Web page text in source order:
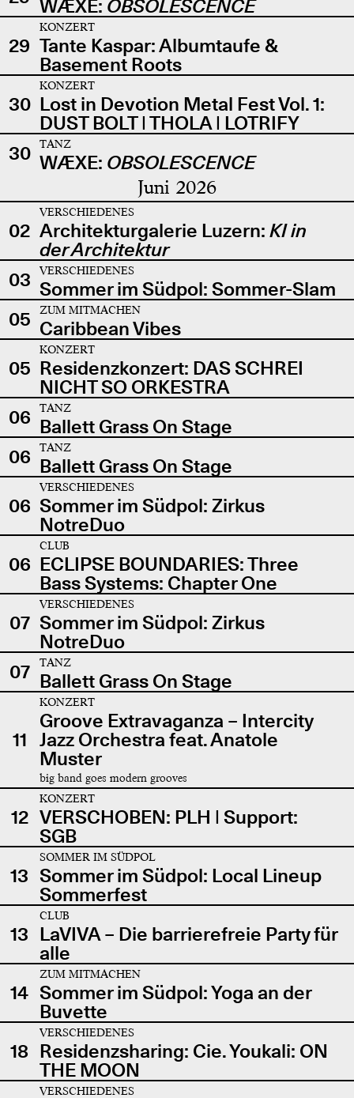
WÆXE: OBSOLESCENCE
29
KONZERT
Tante Kaspar: Albumtaufe &
Basement Roots
30
KONZERT
Lost in Devotion Metal Fest Vol. 1:
DUST BOLT | THOLA | LOTRIFY
30
TANZ
WÆXE: OBSOLESCENCE
Juni 2026
02
VERSCHIEDENES
Architekturgalerie Luzern: KI in
der Architektur
03
VERSCHIEDENES
Sommer im Südpol: Sommer-Slam
05
ZUM MITMACHEN
Caribbean Vibes
05
KONZERT
Residenzkonzert: DAS SCHREI
NICHT SO ORKESTRA
06
TANZ
Ballett Grass On Stage
06
TANZ
Ballett Grass On Stage
06
VERSCHIEDENES
Sommer im Südpol: Zirkus
NotreDuo
06
CLUB
ECLIPSE BOUNDARIES: Three
Bass Systems: Chapter One
07
VERSCHIEDENES
Sommer im Südpol: Zirkus
NotreDuo
07
TANZ
Ballett Grass On Stage
11
KONZERT
Groove Extravaganza – Intercity
Jazz Orchestra feat. Anatole
Muster
big band goes modern grooves
12
KONZERT
VERSCHOBEN: PLH | Support:
SGB
13
SOMMER IM SÜDPOL
Sommer im Südpol: Local Lineup
Sommerfest
13
CLUB
LaVIVA – Die barrierefreie Party für
alle
14
ZUM MITMACHEN
Sommer im Südpol: Yoga an der
Buvette
18
VERSCHIEDENES
Residenzsharing: Cie. Youkali: ON
THE MOON
VERSCHIEDENES